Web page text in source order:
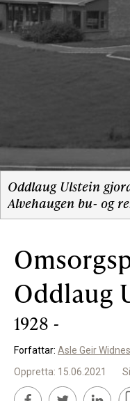
Personar
Støtteannonsørar
OM ULSTEIN
Kontakt oss
Om oss
Podkast
FÅ TILGONG
Oddlaug Ulstein
Alvehaugen bu- og
Oddlaug
1928 -
Forfattar: Asle Geir
Oppretta: 15.06.2021